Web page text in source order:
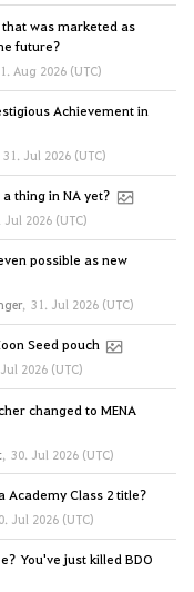
was marketed as
future?
Aug 2026 (UTC)
Achievement in
31. Jul 2026 (UTC)
thing in NA yet?
Jul 2026 (UTC)
possible as new
, 31. Jul 2026 (UTC)
Seed pouch
2026 (UTC)
changed to MENA
, 30. Jul 2026 (UTC)
Academy Class 2 title?
Jul 2026 (UTC)
You've just killed BDO